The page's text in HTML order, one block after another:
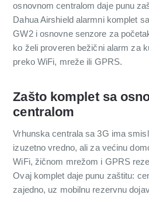
osnovnom centralom daje punu
Dahua Airshield alarmni komplet
GW2 i osnovne senzore za
ko želi proveren bežični alarm za
preko WiFi, mreže ili GPRS.
Zašto komplet sa
centralom
Vrhunska centrala sa 3G ima
izuzetno vredno, ali za većinu
WiFi, žičnom mrežom i GPRS
Ovaj komplet daje punu zaštitu:
zajedno, uz mobilnu rezervnu